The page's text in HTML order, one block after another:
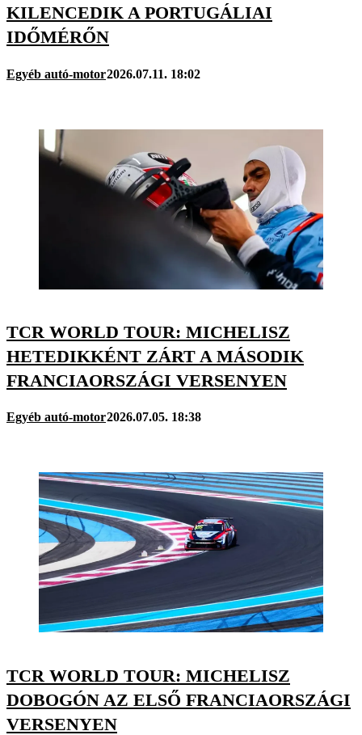
KILENCEDIK A PORTUGÁLIAI
IDŐMÉRŐN
Egyéb autó-motor2026.07.11. 18:02
TCR WORLD TOUR: MICHELISZ
HETEDIKKÉNT ZÁRT A MÁSODIK
FRANCIAORSZÁGI VERSENYEN
Egyéb autó-motor2026.07.05. 18:38
TCR WORLD TOUR: MICHELISZ
DOBOGÓN AZ ELSŐ FRANCIAORSZÁGI
VERSENYEN